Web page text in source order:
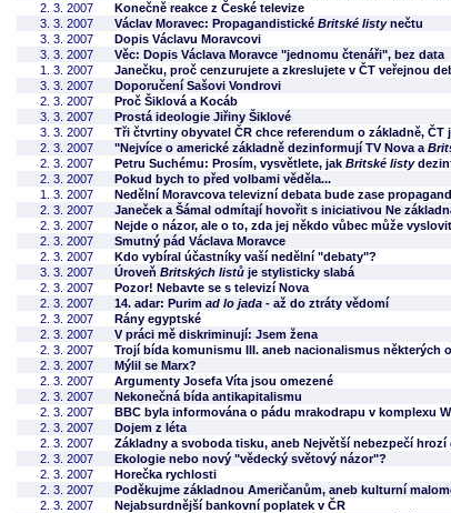
2. 3. 2007
Konečně reakce z České televize
3. 3. 2007
Václav Moravec: Propagandistické Britské listynečtu
3. 3. 2007
Dopis Václavu Moravcovi
3. 3. 2007
Věc: Dopis Václava Moravce "jednomu čtenáři", bez data
1. 3. 2007
Janečku, proč cenzurujete a zkreslujete v ČT veřejnou
3. 3. 2007
Doporučení Sašovi Vondrovi
2. 3. 2007
Proč Šiklová a Kocáb
3. 3. 2007
Prostá ideologie Jiřiny Šiklové
3. 3. 2007
Tři čtvrtiny obyvatel ČR chce referendum o základně,
2. 3. 2007
"Nejvíce o americké základně dezinformují TV Nova a
2. 3. 2007
Petru Suchému: Prosím, vysvětlete, jak Britské listy
2. 3. 2007
Pokud bych to před volbami věděla...
1. 3. 2007
Nedělní Moravcova televizní debata bude zase
2. 3. 2007
Janeček a Šámal odmítají hovořit s iniciativou Ne
2. 3. 2007
Nejde o názor, ale o to, zda jej někdo vůbec může vyslovit
2. 3. 2007
Smutný pád Václava Moravce
2. 3. 2007
Kdo vybíral účastníky vaší nedělní "debaty"?
3. 3. 2007
Úroveň Britských listů je stylisticky slabá
2. 3. 2007
Pozor! Nebavte se s televizí Nova
2. 3. 2007
14. adar: Purim ad lo jada - až do ztráty vědomí
2. 3. 2007
Rány egyptské
2. 3. 2007
V práci mě diskriminují: Jsem žena
2. 3. 2007
Trojí bída komunismu III. aneb nacionalismus některých
2. 3. 2007
Mýlil se Marx?
2. 3. 2007
Argumenty Josefa Víta jsou omezené
2. 3. 2007
Nekonečná bída antikapitalismu
2. 3. 2007
BBC byla informována o pádu mrakodrapu v komplexu
2. 3. 2007
Dojem z léta
2. 3. 2007
Základny a svoboda tisku, aneb Největší nebezpečí
2. 3. 2007
Ekologie nebo nový "vědecký světový názor"?
2. 3. 2007
Horečka rychlosti
2. 3. 2007
Poděkujme základnou Američanům, aneb kulturní
2. 3. 2007
Nejabsurdnější bankovní poplatek v ČR